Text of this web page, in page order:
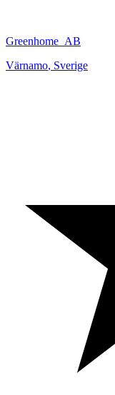
Greenhome_AB
Värnamo, Sverige